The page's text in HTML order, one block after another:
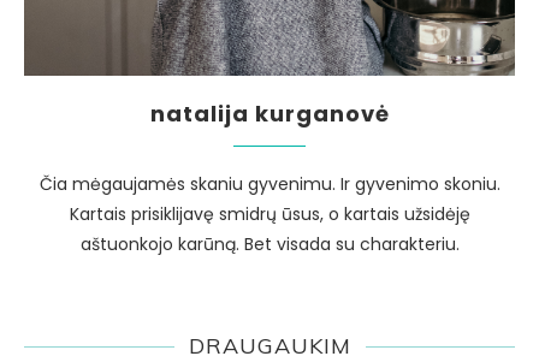
natalija kurganovė
Čia mėgaujamės skaniu gyvenimu. Ir gyvenimo skoniu.
Kartais prisiklijavę smidrų ūsus, o kartais užsidėję
aštuonkojo karūną. Bet visada su charakteriu.
DRAUGAUKIM